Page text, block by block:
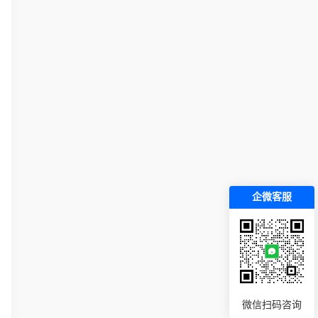
企微客服
微信扫码咨询